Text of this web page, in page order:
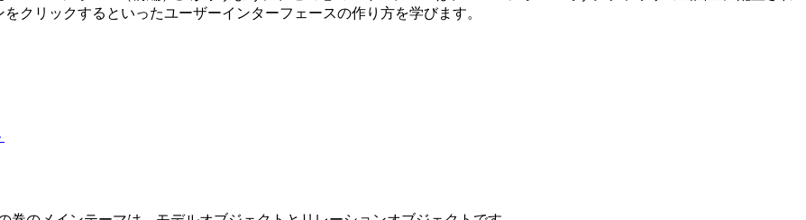
クリックするといったユーザーインターフェースの作り方を学びます。